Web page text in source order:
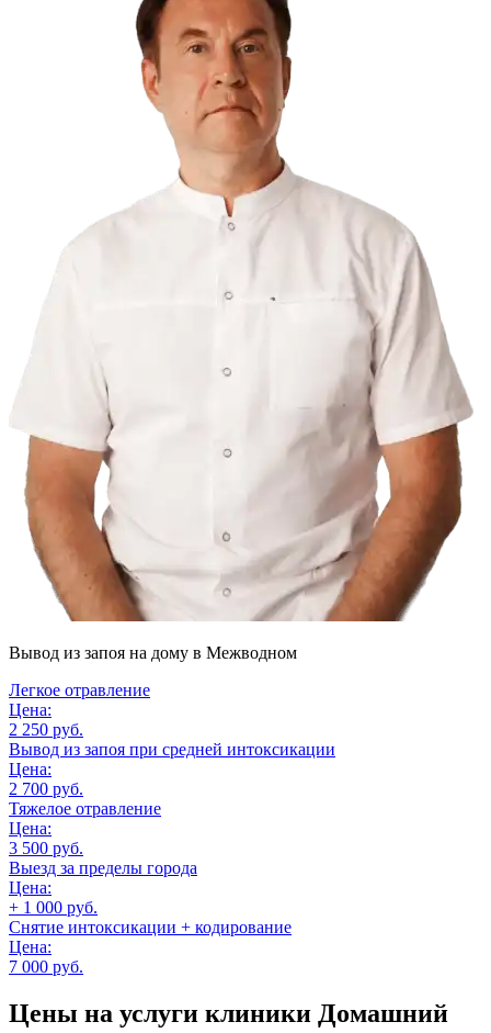
Вывод из запоя на дому в Межводном
Легкое отравление
Цена:
2 250 руб.
Вывод из запоя при средней интоксикации
Цена:
2 700 руб.
Тяжелое отравление
Цена:
3 500 руб.
Выезд за пределы города
Цена:
+ 1 000 руб.
Снятие интоксикации + кодирование
Цена:
7 000 руб.
Цены на услуги клиники Домашний